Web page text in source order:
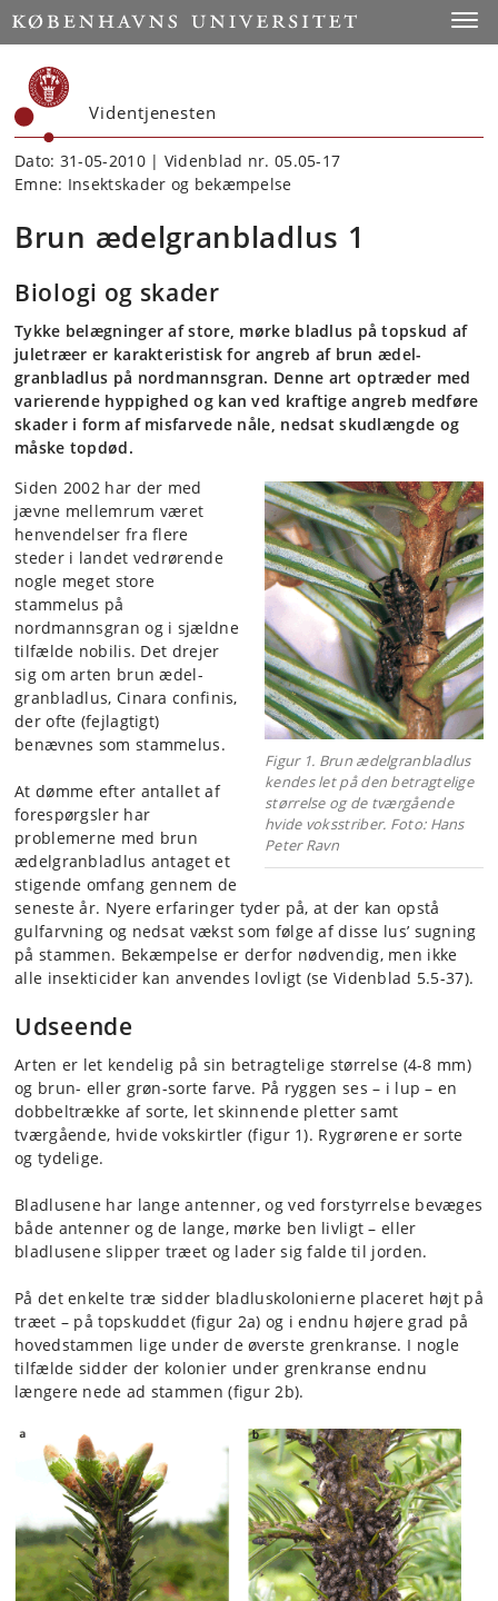
Start
Videntjenesten
Dato: 31-05-2010 | Videnblad nr. 05.05-17
Emne: Insektskader og bekæmpelse
Brun ædelgranbladlus 1
Biologi og skader
Tykke belægninger af store, mørke bladlus på topskud af
juletræer er karakteristisk for angreb af brun ædel­­
granbladlus på nordmannsgran. Denne art optræder med
varierende hyppighed og kan ved kraftige angreb medføre
skader i form af misfarvede nåle, nedsat skudlængde og
måske topdød.
Figur 1. Brun ædelgranbladlus
kendes let på den betragtelige
størrelse og de tværgående
hvide voksstriber. Foto: Hans
Peter Ravn
Siden 2002 har der med
jævne mellemrum været
henvendelser fra flere
steder i landet vedrørende
nogle meget store
stammelus på
nordmannsgran og i sjældne
tilfælde nobilis. Det drejer
sig om arten brun ædel­
granblad­lus, Cinara confinis,
der ofte (fejlagtigt)
benævnes som stammelus.
At dømme efter antallet af
fore­spørg­s­­ler har
problemerne med brun
ædelgranbladlus antaget et
stigende omfang gennem de
seneste år. Nyere erfaringer tyder på, at der kan opstå
gulfarvning og nedsat vækst som følge af disse lus’ sugning
på stammen. Bekæmpelse er derfor nødvendig, men ikke
alle insekticider kan anvendes lovligt (se Videnblad 5.5-37).
Udseende
Arten er let kendelig på sin betragtelige størrelse (4-8 mm)
og brun- eller grøn-sorte farve. På ryggen ses – i lup – en
dobbeltrække af sorte, let skinnende pletter samt
tværgående, hvide vokskirtler (figur 1). Rygrørene er sorte
og tydelige.
Bladlusene har lange antenner, og ved forstyrrelse bevæges
både anten­ner og de lange, mørke ben livligt – eller
bladlusene slipper træet og lader sig falde til jorden.
På det enkelte træ sidder bladluskolonierne placeret højt på
træet – på topskuddet (figur 2a) og i endnu højere grad på
hovedstammen lige under de øverste grenkranse. I nogle
tilfælde sidder der kolonier under grenkranse endnu
længere nede ad stammen (figur 2b).